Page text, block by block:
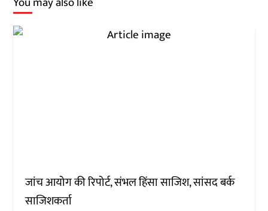
जांच आयोग की रिपोर्ट, संभल हिंसा साजिश, सांसद बर्क
साजिशकर्ता